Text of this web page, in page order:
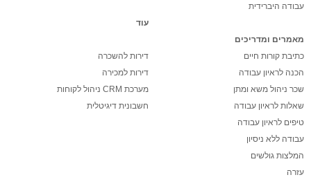
עבודה היברידית
מאמרים ומדריכים
כתיבת קורות חיים
הכנה לראיון עבודה
שכר ניהול משא ומתן
שאלות לראיון עבודה
טיפים לראיון עבודה
עבודה ללא ניסיון
המלצות גולשים
עזרה
עוד
דירות להשכרה
דירות למכירה
מערכת CRM ניהול לקוחות
חשבונית דיגיטלית